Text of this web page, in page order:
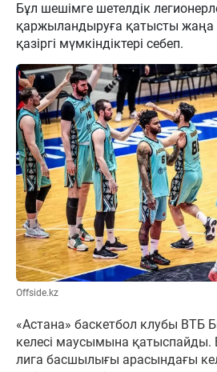
Бұл шешімге шетелдік
қаржыландыруға қатысты жаңа
қазіргі мүмкіндіктері себеп.
Offside.kz
«Астана» баскетбол клубы ВТБ
келесі маусымына қатыспайды.
лига басшылығы арасындағы